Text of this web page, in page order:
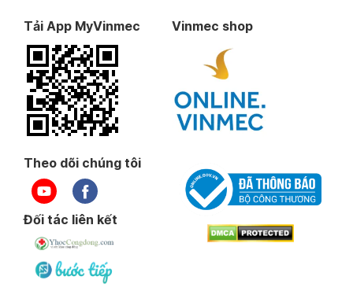
Tải App MyVinmec Vinmec shop
Theo dõi chúng tôi
Đối tác liên kết